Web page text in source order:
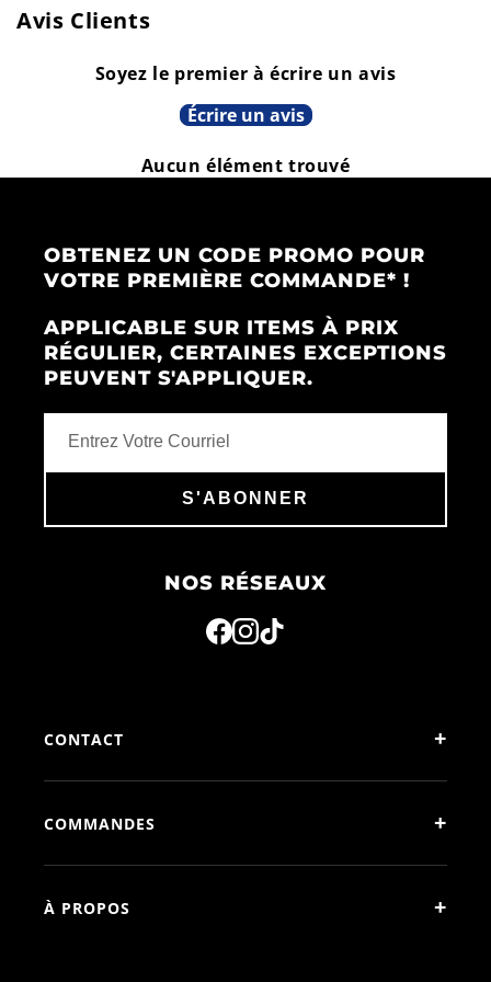
Avis Clients
Soyez le premier à écrire un avis
Écrire un avis
Aucun élément trouvé
OBTENEZ UN CODE PROMO POUR
VOTRE PREMIÈRE COMMANDE* !
APPLICABLE SUR ITEMS À PRIX
RÉGULIER, CERTAINES EXCEPTIONS
PEUVENT S'APPLIQUER.
S'ABONNER
NOS RÉSEAUX
CONTACT +
COMMANDES +
À PROPOS +